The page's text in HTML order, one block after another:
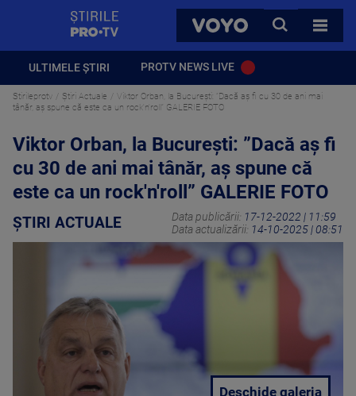
VOYO
CAUTA
TOATE
ULTIMELE ȘTIRI PROTV NEWS LIVE
Stirileprotv Știri Actuale
Viktor Orban, la București: ”Dacă aş fi cu 30 de ani mai
tânăr, aş spune că este ca un rock'n'roll” GALERIE FOTO
Viktor Orban, la București: ”Dacă aş fi
cu 30 de ani mai tânăr, aş spune că
este ca un rock'n'roll” GALERIE FOTO
ȘTIRI ACTUALE Data publicării: 17-12-2022 | 11:59
Data actualizării: 14-10-2025 | 08:51
Deschide galeria